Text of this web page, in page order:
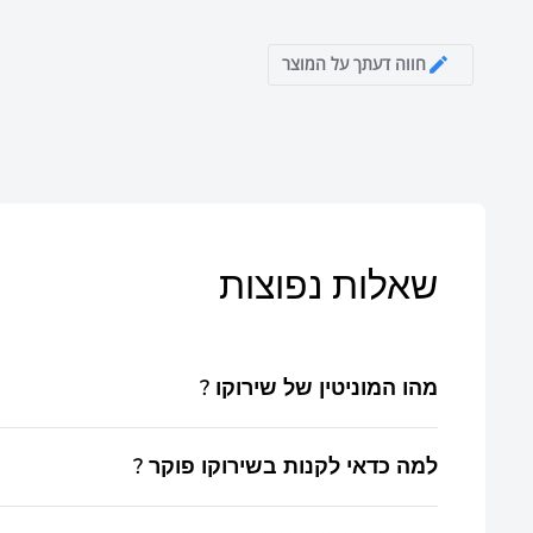
חווה דעתך על המוצר
שאלות נפוצות
? מהו המוניטין של שירוקו
? למה כדאי לקנות בשירוקו פוקר